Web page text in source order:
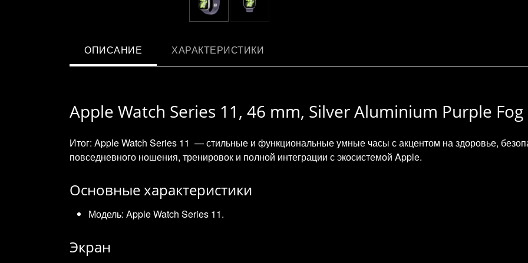
ОПИСАНИЕ ХАРАКТЕРИСТИКИ
Apple Watch Series 11, 46 mm, Silver Aluminium Purple
Итог: Apple Watch Series 11 — стильные и функциональные умные часы с акцентом на здоровье,
повседневного ношения, тренировок и полной интеграции с экосистемой Apple.
Основные характеристики
Модель: Apple Watch Series 11.
Экран